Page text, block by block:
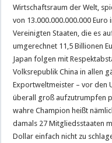
Wirtschaftsraum der Welt,
von 13.000.000.000.000
Vereinigten Staaten, die es
umgerechnet 11,5 Billionen
Japan folgen mit
Volksrepublik China in allen
Exportweltmeister – vor den
überall groß aufzutrumpfen
wahre Champion heißt
damals 27 Mitgliedsstaaten
Dollar einfach nicht zu